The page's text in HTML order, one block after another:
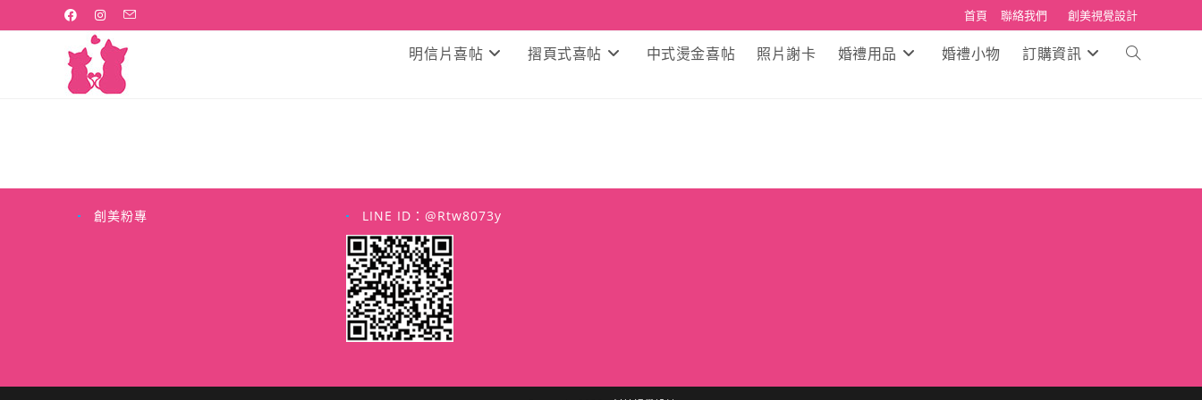
to
首頁 聯絡我們 創美視覺設計
明信片喜帖 摺頁式喜帖 中式燙金喜帖 照片謝卡 婚禮用品 婚禮小物 訂購資訊 Toggle
創美粉專 LINE ID：@rtw8073y